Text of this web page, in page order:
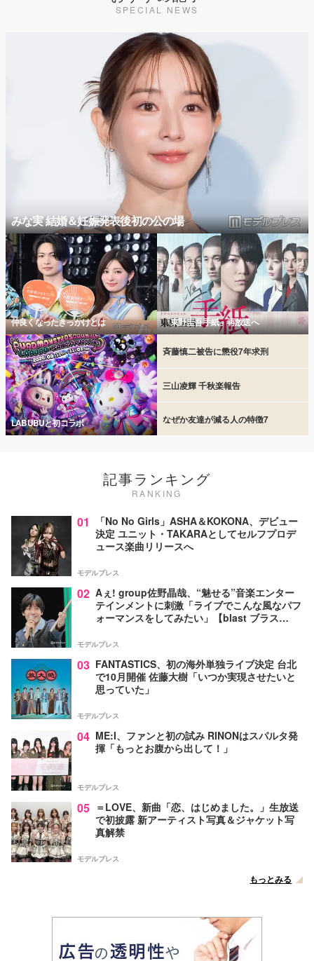
SPECIAL NEWS
みな実 結婚＆妊娠発表後初の公の場
仲良くなったきっかけとは 「東野圭吾 手紙」再放送へ
LABUBUと初コラボ
斉藤慎二被告に懲役7年求刑
三山凌輝 千秋楽報告
なぜか友達が減る人の特徴7
記事ランキング
RANKING
01
「No No Girls」ASHA＆KOKONA、デビュー
決定 ユニット・TAKARAとしてセルフプロデ
ュース楽曲リリースへ
モデルプレス
02 Aぇ! group佐野晶哉、“魅せる”音楽エンター
テインメントに刺激「ライブでこんな風なパフ
ォーマンスをしてみたい」【blast ブラス
モデルプレス
03 FANTASTICS、初の海外単独ライブ決定 台北
で10月開催 佐藤大樹「いつか実現させたいと
思っていた」
モデルプレス
04 ME:I、ファンと初の試み RINONはスパルタ発
揮「もっとお腹から出して！」
モデルプレス
05 ＝LOVE、新曲「恋、はじめました。」生放送
で初披露 新アーティスト写真＆ジャケット写
真解禁
モデルプレス
もっとみる